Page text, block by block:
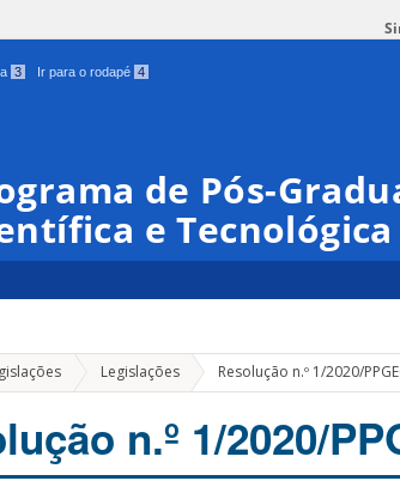
3 Ir para o rodapé 4
de Pós-
e Tecnológica
Legislações Resolução n.º 1/2020/
n.º 1/2020/